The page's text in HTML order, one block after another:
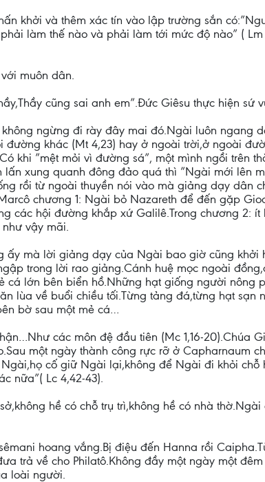
khởi và thêm xác tín vào lập trường sắn
làm thế nào và phải làm tới mức độ nào” ( Lm
muôn dân.
cũng sai anh em”.Đức Giêsu thực hiện sứ
ngừng đi rày đây mai đó.Ngài luôn ngang
khác (Mt 4,23) hay ở ngoài trời,ở ngoài
khi ”mệt mỏi vì đường sá”, một mình ngồi trên
xung quanh đông đảo quá thì ”Ngài mới lên
rồi từ ngoài thuyền nói vào mà giảng dạy dân
chương 1: Ngài bỏ Nazareth để đến gặp
các hội đường khắp xứ Galilê.Trong chương 2:
vậy mãi.
ấy mà lời giảng dạy của Ngài bao giờ cũng khởi
trong lời rao giảng.Cánh huệ mọc ngoài
cá lớn bên biển hồ.Những hạt giống người nông
lùa về buổi chiều tối.Từng tảng đá,từng hạt sạn
bờ sau một mẻ cá…
các môn đệ đầu tiên (Mc 1,16-20).Chúa
một ngày thành công rực rỡ ở Capharnaum
cố giữ Ngài lại,không để Ngài đi khỏi chỗ
nữa”( Lc 4,42-43).
hề có chỗ trụ trì,không hề có nhà
hoang vắng.Bị điệu đến Hanna rồi
trả về cho Philatô.Không đầy một ngày một
loài người.